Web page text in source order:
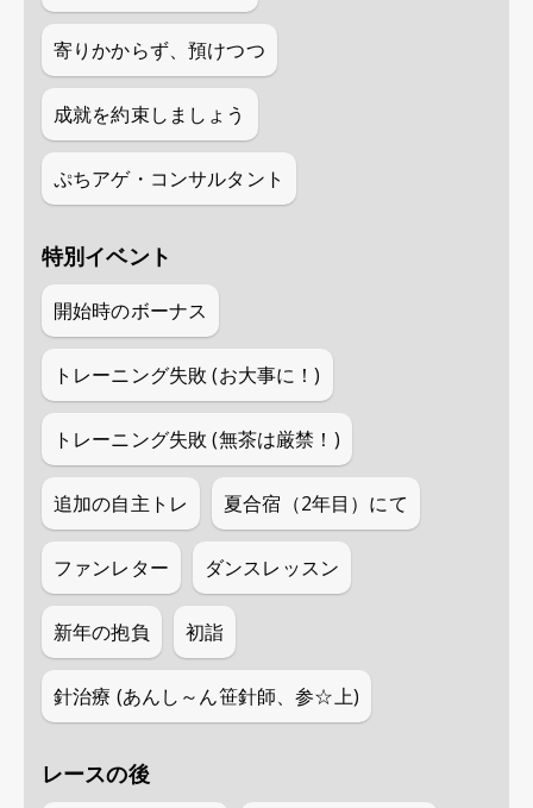
寄りかからず、預けつつ
成就を約束しましょう
ぷちアゲ・コンサルタント
特別イベント
開始時のボーナス
トレーニング失敗 (お大事に！)
トレーニング失敗 (無茶は厳禁！)
追加の自主トレ 夏合宿（2年目）にて
ファンレター ダンスレッスン
新年の抱負 初詣
針治療 (あんし～ん笹針師、参☆上)
レースの後